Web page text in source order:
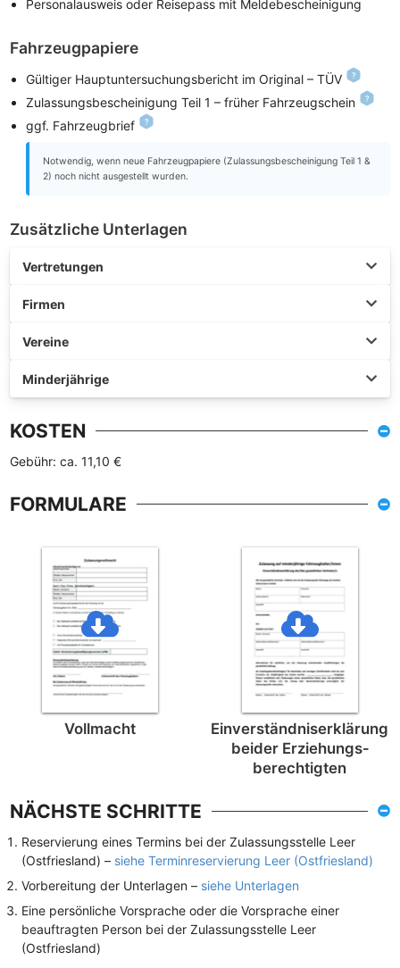
Personalausweis oder Reisepass mit Meldebescheinigung
Fahrzeugpapiere
Gültiger Hauptuntersuchungsbericht im Original – TÜV
Zulassungsbescheinigung Teil 1 – früher Fahrzeugschein
ggf. Fahrzeugbrief
Notwendig, wenn neue Fahrzeugpapiere (Zulassungsbescheinigung Teil 1 &
2) noch nicht ausgestellt wurden.
Zusätzliche Unterlagen
Vertretungen
Firmen
Vereine
Minderjährige
KOSTEN
Gebühr: ca. 11,10 €
FORMULARE
Vollmacht
Einverständnis­erklärung
beider Erziehungs­
berechtigten
NÄCHSTE SCHRITTE
Reservierung eines Termins bei der Zulassungsstelle Leer
(Ostfriesland) – siehe Terminreservierung Leer (Ostfriesland)
Vorbereitung der Unterlagen – siehe Unterlagen
Eine persönliche Vorsprache oder die Vorsprache einer
beauftragten Person bei der Zulassungsstelle Leer
(Ostfriesland)